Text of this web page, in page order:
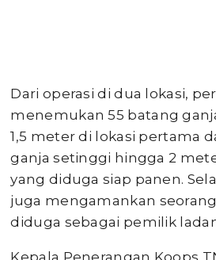
Dari operasi di dua lokasi,
menemukan 55 batang
1,5 meter di lokasi pertama
ganja setinggi hingga 2
yang diduga siap panen.
juga mengamankan
diduga sebagai pemilik
Kepala Penerangan Koops